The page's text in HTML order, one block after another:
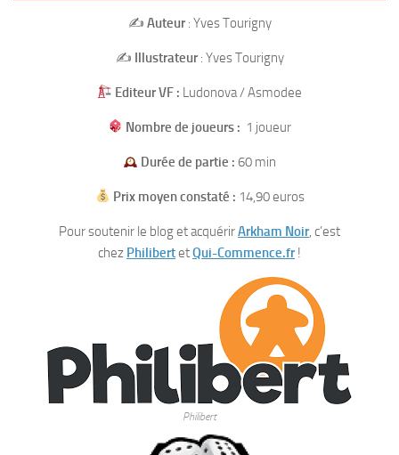
✍️ Auteur: Yves Tourigny
✍️ Illustrateur: Yves Tourigny
Editeur VF : Ludonova / Asmodee
Nombre de joueurs : 1 joueur
Durée de partie : 60 min
Prix moyen constaté : 14,90 euros
Pour soutenir le blog et acquérirArkham Noir, c’est
chez PhilibertetQui-Commence.fr!
Philibert